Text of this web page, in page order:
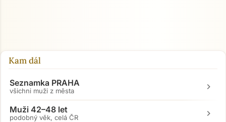
Kam dál
Seznamka PRAHA
všichni muži z města chevron_right
Muži 42–48 let
podobný věk, celá ČR chevron_right